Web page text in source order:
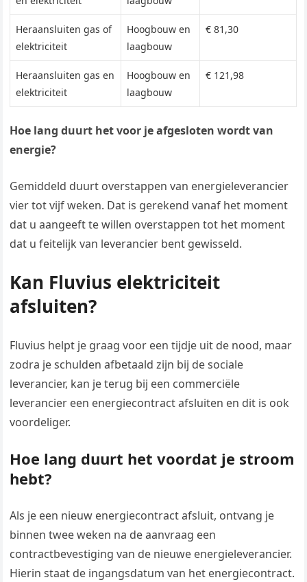
Heraansluiten gas of
elektriciteit
Hoogbouw en
laagbouw
€ 81,30
Heraansluiten gas en
elektriciteit
Hoogbouw en
laagbouw
€ 121,98
Hoe lang duurt het voor je afgesloten wordt van
energie?
Gemiddeld duurt overstappen van energieleverancier
vier tot vijf weken. Dat is gerekend vanaf het moment
dat u aangeeft te willen overstappen tot het moment
dat u feitelijk van leverancier bent gewisseld.
Kan Fluvius elektriciteit
afsluiten?
Fluvius helpt je graag voor een tijdje uit de nood, maar
zodra je schulden afbetaald zijn bij de sociale
leverancier, kan je terug bij een commerciële
leverancier een energiecontract afsluiten en dit is ook
voordeliger.
Hoe lang duurt het voordat je stroom
hebt?
Als je een nieuw energiecontract afsluit, ontvang je
binnen twee weken na de aanvraag een
contractbevestiging van de nieuwe energieleverancier.
Hierin staat de ingangsdatum van het energiecontract.